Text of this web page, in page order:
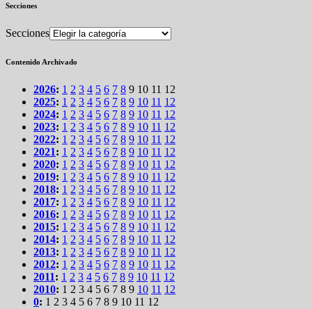
Secciones
Secciones
Contenido Archivado
2026: 1 2 3 4 5 6 7 8 9 10 11 12
2025: 1 2 3 4 5 6 7 8 9 10 11 12
2024: 1 2 3 4 5 6 7 8 9 10 11 12
2023: 1 2 3 4 5 6 7 8 9 10 11 12
2022: 1 2 3 4 5 6 7 8 9 10 11 12
2021: 1 2 3 4 5 6 7 8 9 10 11 12
2020: 1 2 3 4 5 6 7 8 9 10 11 12
2019: 1 2 3 4 5 6 7 8 9 10 11 12
2018: 1 2 3 4 5 6 7 8 9 10 11 12
2017: 1 2 3 4 5 6 7 8 9 10 11 12
2016: 1 2 3 4 5 6 7 8 9 10 11 12
2015: 1 2 3 4 5 6 7 8 9 10 11 12
2014: 1 2 3 4 5 6 7 8 9 10 11 12
2013: 1 2 3 4 5 6 7 8 9 10 11 12
2012: 1 2 3 4 5 6 7 8 9 10 11 12
2011: 1 2 3 4 5 6 7 8 9 10 11 12
2010: 1 2 3 4 5 6 7 8 9 10 11 12
0: 1 2 3 4 5 6 7 8 9 10 11 12